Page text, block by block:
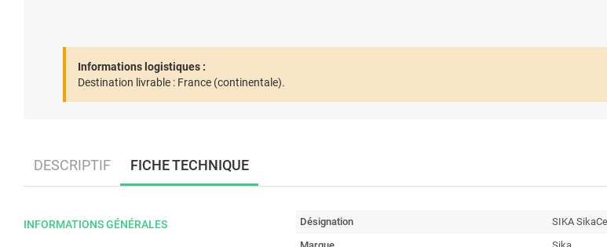
Informations logistiques :
Destination livrable : France (continentale).
DESCRIPTIF FICHE TECHNIQUE
INFORMATIONS GÉNÉRALES Désignation
SIKA